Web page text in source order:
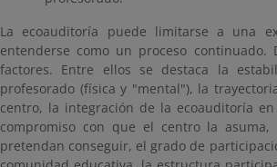
La ecoauditoría puede limitarse a una
entenderse como un proceso continuado.
factores. Entre ellos se destaca la
profesorado (física y "mental"), la
centro, la integración de la ecoauditoría
compromiso con que el centro la
pretendan conseguir, el grado de